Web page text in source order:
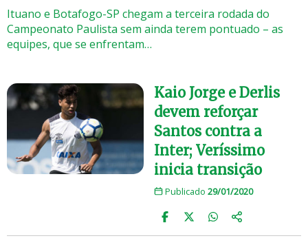
Ituano e Botafogo-SP chegam a terceira rodada do
Campeonato Paulista sem ainda terem pontuado – as
equipes, que se enfrentam…
Kaio Jorge e Derlis
devem reforçar
Santos contra a
Inter; Veríssimo
inicia transição
Publicado 29/01/2020